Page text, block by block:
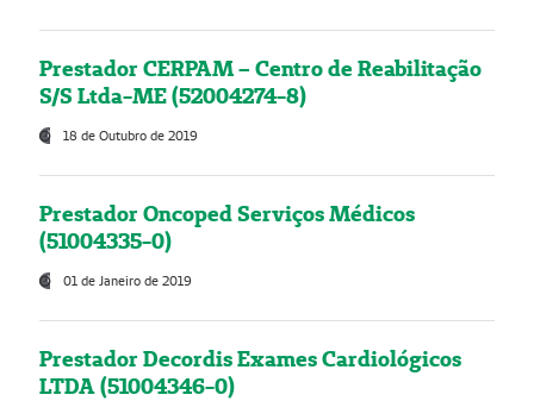
Prestador CERPAM – Centro de Reabilitação
S/S Ltda-ME (52004274-8)
18 de Outubro de 2019
Prestador Oncoped Serviços Médicos
(51004335-0)
01 de Janeiro de 2019
Prestador Decordis Exames Cardiológicos
LTDA (51004346-0)